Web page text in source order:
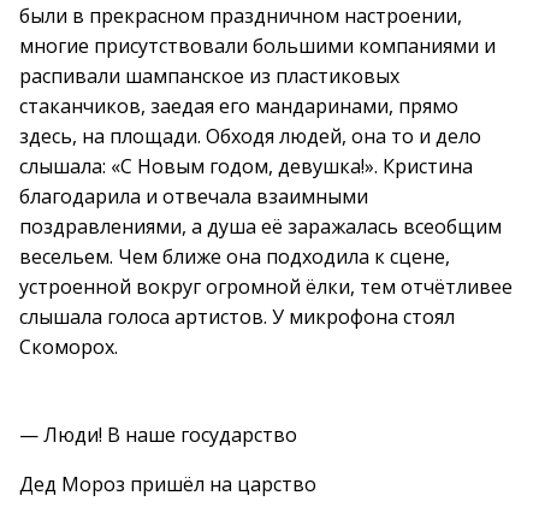
были в прекрасном праздничном настроении,
многие присутствовали большими компаниями и
распивали шампанское из пластиковых
стаканчиков, заедая его мандаринами, прямо
здесь, на площади. Обходя людей, она то и дело
слышала: «С Новым годом, девушка!». Кристина
благодарила и отвечала взаимными
поздравлениями, а душа её заражалась всеобщим
весельем. Чем ближе она подходила к сцене,
устроенной вокруг огромной ёлки, тем отчётливее
слышала голоса артистов. У микрофона стоял
Скоморох.
— Люди! В наше государство
Дед Мороз пришёл на царство